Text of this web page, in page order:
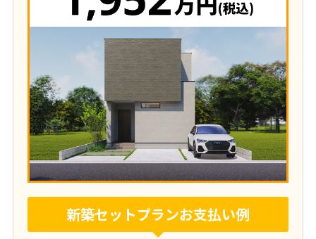
新築セットプランお支払い例